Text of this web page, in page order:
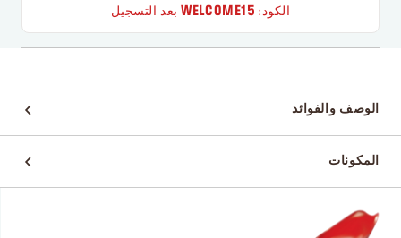
الكود: WELCOME15بعد التسجيل
الوصف والفوائد
المكونات